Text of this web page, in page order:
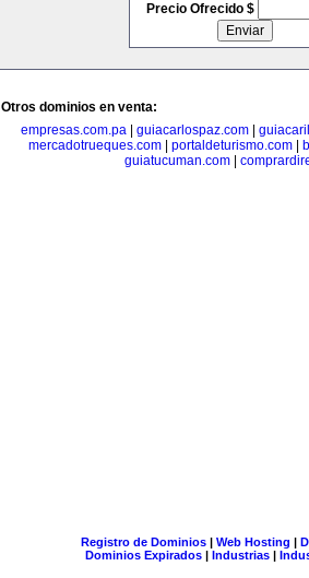
Precio Ofrecido $
Otros dominios en venta:
empresas.com.pa| guiacarlospaz.com|
mercadotrueques.com| portaldeturismo.com|
guiatucuman.com
Registro de Dominios| Web Hosting |
Dominios Expirados | Industrias |